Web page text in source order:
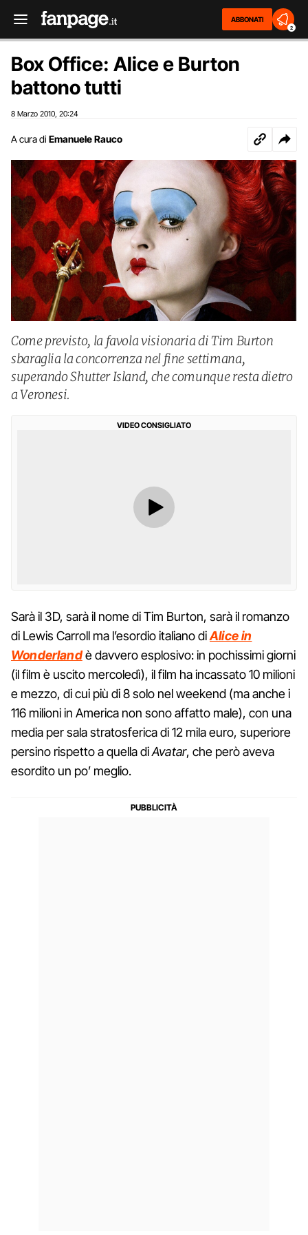
ABBONATI
2
Box Office: Alice e Burton
battono tutti
8 Marzo 2010 20:24
A cura di Emanuele Rauco
Come previsto, la favola visionaria di Tim Burton
sbaraglia la concorrenza nel fine settimana,
superando Shutter Island, che comunque resta dietro
a Veronesi.
VIDEO CONSIGLIATO
Sarà il 3D, sarà il nome di Tim Burton, sarà il romanzo
di Lewis Carroll ma l’esordio italiano diAlice in
Wonderlandè davvero esplosivo: in pochissimi giorni
(il film è uscito mercoledì), il film ha incassato 10 milioni
e mezzo, di cui più di 8 solo nel weekend (ma anche i
116 milioni in America non sono affatto male), con una
media per sala stratosferica di 12 mila euro, superiore
persino rispetto a quella diAvatar, che però aveva
esordito un po’ meglio.